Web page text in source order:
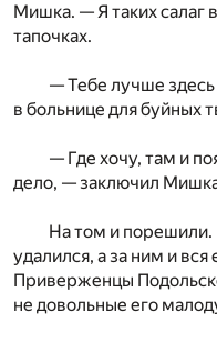
Мишка. — Я таких салаг
тапочках.
— Тебе лучше
в больнице для буйных
— Где хочу, там и
дело, — заключил
На том и
удалился, а за ним и вся
Приверженцы
не довольные его